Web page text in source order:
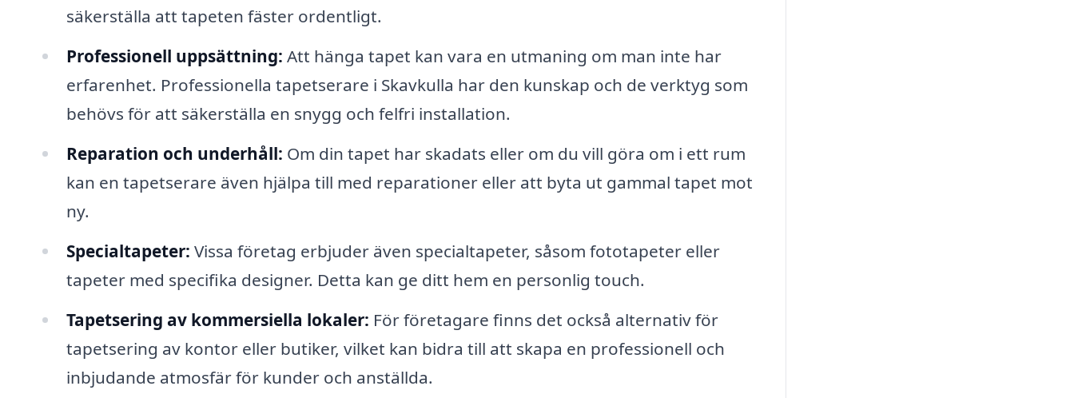
säkerställa att tapeten fäster ordentligt.
Professionell uppsättning: Att hänga tapet kan vara en utmaning om man inte har
erfarenhet. Professionella tapetserare i Skavkulla har den kunskap och de verktyg som
behövs för att säkerställa en snygg och felfri installation.
Reparation och underhåll: Om din tapet har skadats eller om du vill göra om i ett rum
kan en tapetserare även hjälpa till med reparationer eller att byta ut gammal tapet mot
ny.
Specialtapeter: Vissa företag erbjuder även specialtapeter, såsom fototapeter eller
tapeter med specifika designer. Detta kan ge ditt hem en personlig touch.
Tapetsering av kommersiella lokaler: För företagare finns det också alternativ för
tapetsering av kontor eller butiker, vilket kan bidra till att skapa en professionell och
inbjudande atmosfär för kunder och anställda.